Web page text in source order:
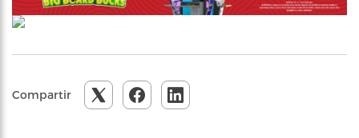
Compartir